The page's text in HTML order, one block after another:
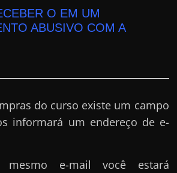
O EM UM
ABUSIVO COM A
do curso existe um campo
informará um endereço de e-
mesmo e-mail você estará